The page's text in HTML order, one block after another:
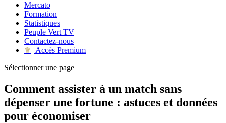
Mercato
Formation
Statistiques
Peuple Vert TV
Contactez-nous
♛
Accès Premium
Sélectionner une page
Comment assister à un match sans
dépenser une fortune : astuces et données
pour économiser